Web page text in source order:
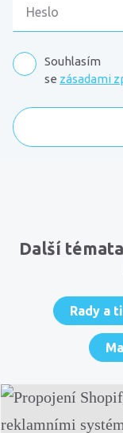
Souhlasím
se zásadami
Další
Rady a